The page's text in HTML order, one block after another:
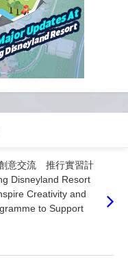
意交流 推行實習計
Disneyland Resort
Creativity and
to Support